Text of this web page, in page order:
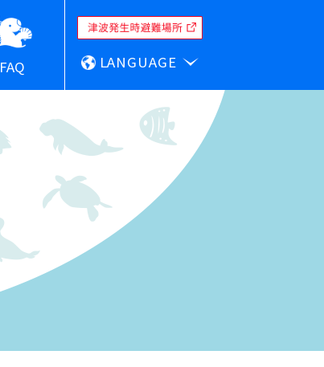
FAQ LANGUAGE